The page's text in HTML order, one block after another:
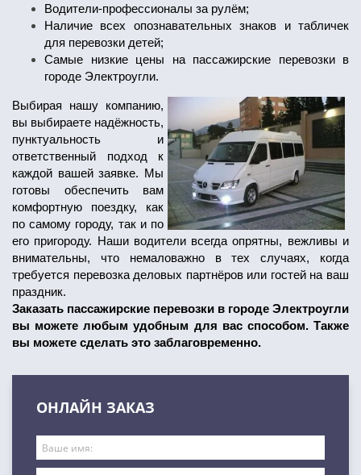
Водители-профессионалы за рулём;
Наличие всех опознавательных знаков и табличек
для перевозки детей;
Самые низкие цены на пассажирские перевозки в
городе Электроугли.
Выбирая нашу компанию,
вы выбираете надёжность,
пунктуальность и
ответственный подход к
каждой вашей заявке. Мы
готовы обеспечить вам
комфортную поездку, как
по самому городу, так и по
его пригороду. Наши водители всегда опрятны, вежливы и
внимательны, что немаловажно в тех случаях, когда
требуется перевозка деловых партнёров или гостей на ваш
праздник.
Заказать пассажирские перевозки в городе Электроугли
вы можете любым удобным для вас способом. Также
вы можете сделать это заблаговременно.
ОНЛАЙН ЗАКАЗ